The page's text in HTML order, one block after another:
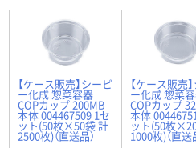
【ケース販売】シーピ
ー化成 惣菜容器
COPカップ 200MB
本体 004467509 1セ
ット(50枚×50袋 計
2500枚)（直送品）
【ケース販売
ー化成 惣菜
COPカップ
本体
ット(50枚
1000枚)（直送